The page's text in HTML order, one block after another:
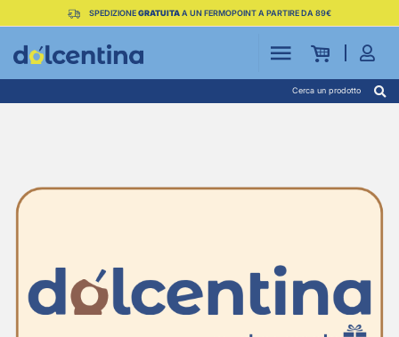
SPEDIZIONEGRATUITAA UN FERMOPOINT A PARTIRE DA 89€
Cerca un prodotto